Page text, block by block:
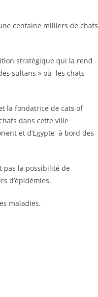
centaine milliers de chats
stratégique qui la rend
sultans » où les chats
la fondatrice de cats of
dans cette ville
et d’Egypte à bord des
pas la possibilité de
d’épidémies.
maladies.